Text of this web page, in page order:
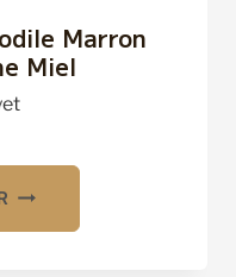
Marron
Miel